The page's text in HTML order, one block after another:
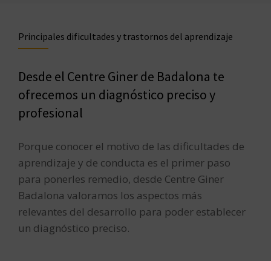
Principales dificultades y trastornos del aprendizaje
Desde el Centre Giner de Badalona te
ofrecemos un diagnóstico preciso y
profesional
Porque conocer el motivo de las dificultades de
aprendizaje y de conducta es el primer paso
para ponerles remedio, desde Centre Giner
Badalona valoramos los aspectos más
relevantes del desarrollo para poder establecer
un diagnóstico preciso.